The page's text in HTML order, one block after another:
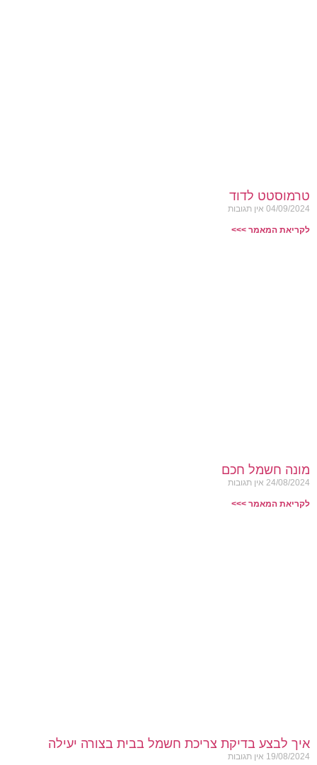
טרמוסטט לדוד
04/09/2024 אין תגובות
לקריאת המאמר >>>
מונה חשמל חכם
24/08/2024 אין תגובות
לקריאת המאמר >>>
איך לבצע בדיקת צריכת חשמל בבית בצורה יעילה
19/08/2024 אין תגובות